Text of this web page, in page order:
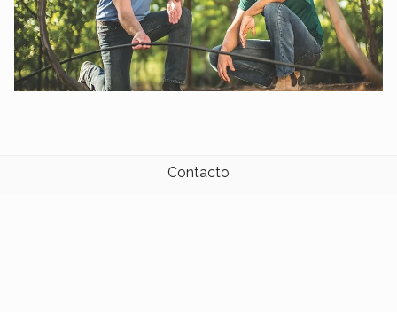
Contacto